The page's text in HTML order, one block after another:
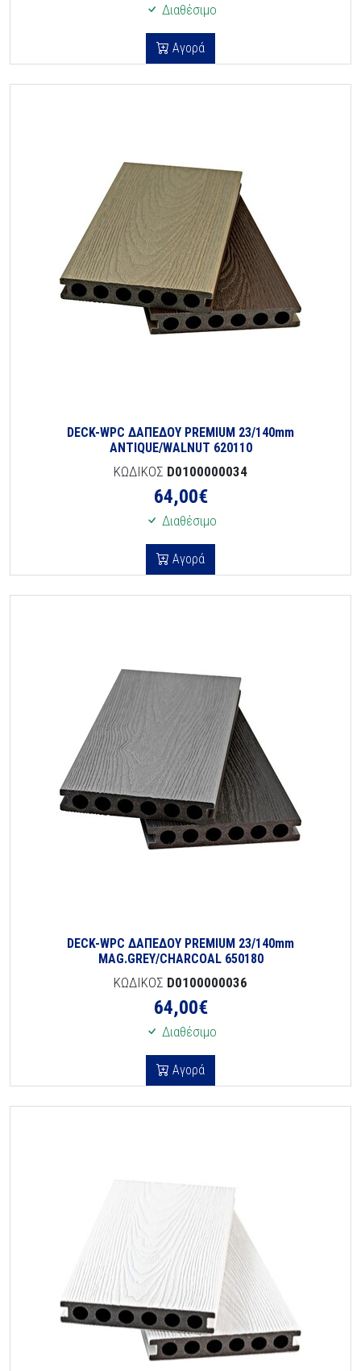
Διαθέσιμο
Αγορά
DECK-WPC ΔΑΠΕΔΟΥ PREMIUM 23/140mm
ANTIQUE/WALNUT 620110
ΚΩΔΙΚΟΣ D0100000034
64,00€
Διαθέσιμο
Αγορά
DECK-WPC ΔΑΠΕΔΟΥ PREMIUM 23/140mm
MAG.GREY/CHARCOAL 650180
ΚΩΔΙΚΟΣ D0100000036
64,00€
Διαθέσιμο
Αγορά